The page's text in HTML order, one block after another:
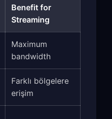
Benefit for
Streaming
Maximum
bandwidth
Farklı bölgelere
erişim